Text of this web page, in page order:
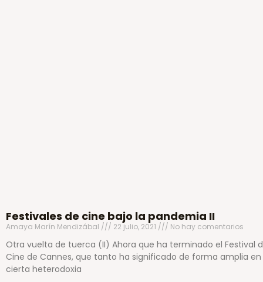
Festivales de cine bajo la pandemia II
Amaya Marín Mendizábal 22 julio, 2021 No hay comentarios
Otra vuelta de tuerca (II) Ahora que ha terminado el Festival
Cine de Cannes, que tanto ha significado de forma amplia en
cierta heterodoxia